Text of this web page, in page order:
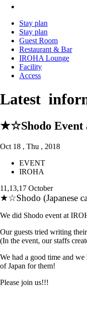
Stay plan
Stay plan
Guest Room
Restaurant & Bar
IROHA Lounge
Facility
Access
Latest
★☆Shodo
Oct 18 , Thu , 2018
EVENT
IROHA
11,13,17 October
★☆Shodo (Japanese
We did Shodo event at
Our guests tried writing
(In the event, our staffs
We had a good time and
of Japan for them!
Please join us!!!